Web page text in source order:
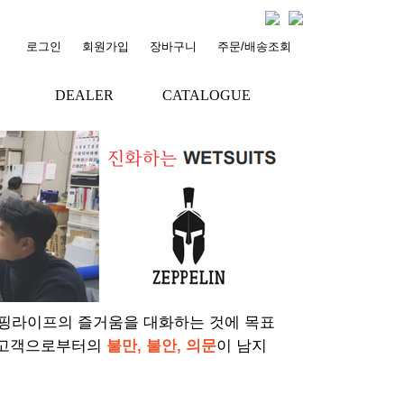
로그인 회원가입 장바구니 주문/배송조회
DEALER
CATALOGUE
라이프의 즐거움을 대화하는 것에 목표
객으로부터의 불만, 불안, 의문이 남지